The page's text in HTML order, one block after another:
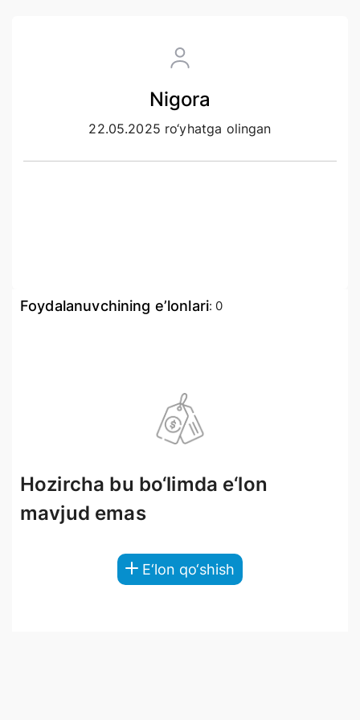
Nigora
22.05.2025 ro‘yhatga olingan
Foydalanuvchining e’lonlari: 0
Hozircha bu bo‘limda e‘lon
mavjud emas
E‘lon qo‘shish